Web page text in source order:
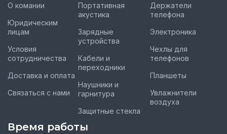
О комании
Юридическим
лицам
Условия
сотрудничества
Доставка и оплата
Связаться с нами
Портативная
акустика
Зарядные
устройства
Кабели и
переходники
Наушники и
гарнитура
Защитные стекла
Держатели
телефона
Электроника
Чехлы для
телефонов
Планшеты
Увлажнители
воздуха
Время работы